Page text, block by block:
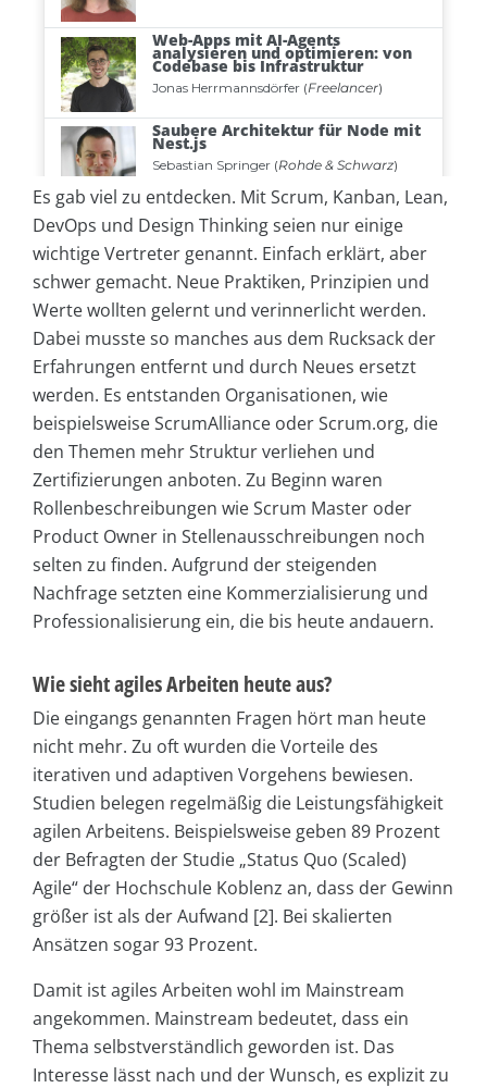
Es gab viel zu entdecken. Mit Scrum, Kanban, Lean,
DevOps und Design Thinking seien nur einige
wichtige Vertreter genannt. Einfach erklärt, aber
schwer gemacht. Neue Praktiken, Prinzipien und
Werte wollten gelernt und verinnerlicht werden.
Dabei musste so manches aus dem Rucksack der
Erfahrungen entfernt und durch Neues ersetzt
werden. Es entstanden Organisationen, wie
beispielsweise ScrumAlliance oder Scrum.org, die
den Themen mehr Struktur verliehen und
Zertifizierungen anboten. Zu Beginn waren
Rollenbeschreibungen wie Scrum Master oder
Product Owner in Stellenausschreibungen noch
selten zu finden. Aufgrund der steigenden
Nachfrage setzten eine Kommerzialisierung und
Professionalisierung ein, die bis heute andauern.
Wie sieht agiles Arbeiten heute aus?
Die eingangs genannten Fragen hört man heute
nicht mehr. Zu oft wurden die Vorteile des
iterativen und adaptiven Vorgehens bewiesen.
Studien belegen regelmäßig die Leistungsfähigkeit
agilen Arbeitens. Beispielsweise geben 89 Prozent
der Befragten der Studie „Status Quo (Scaled)
Agile“ der Hochschule Koblenz an, dass der Gewinn
größer ist als der Aufwand [2]. Bei skalierten
Ansätzen sogar 93 Prozent.
Damit ist agiles Arbeiten wohl im Mainstream
angekommen. Mainstream bedeutet, dass ein
Thema selbstverständlich geworden ist. Das
Interesse lässt nach und der Wunsch, es explizit zu